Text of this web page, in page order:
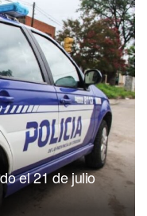
el 21 de julio